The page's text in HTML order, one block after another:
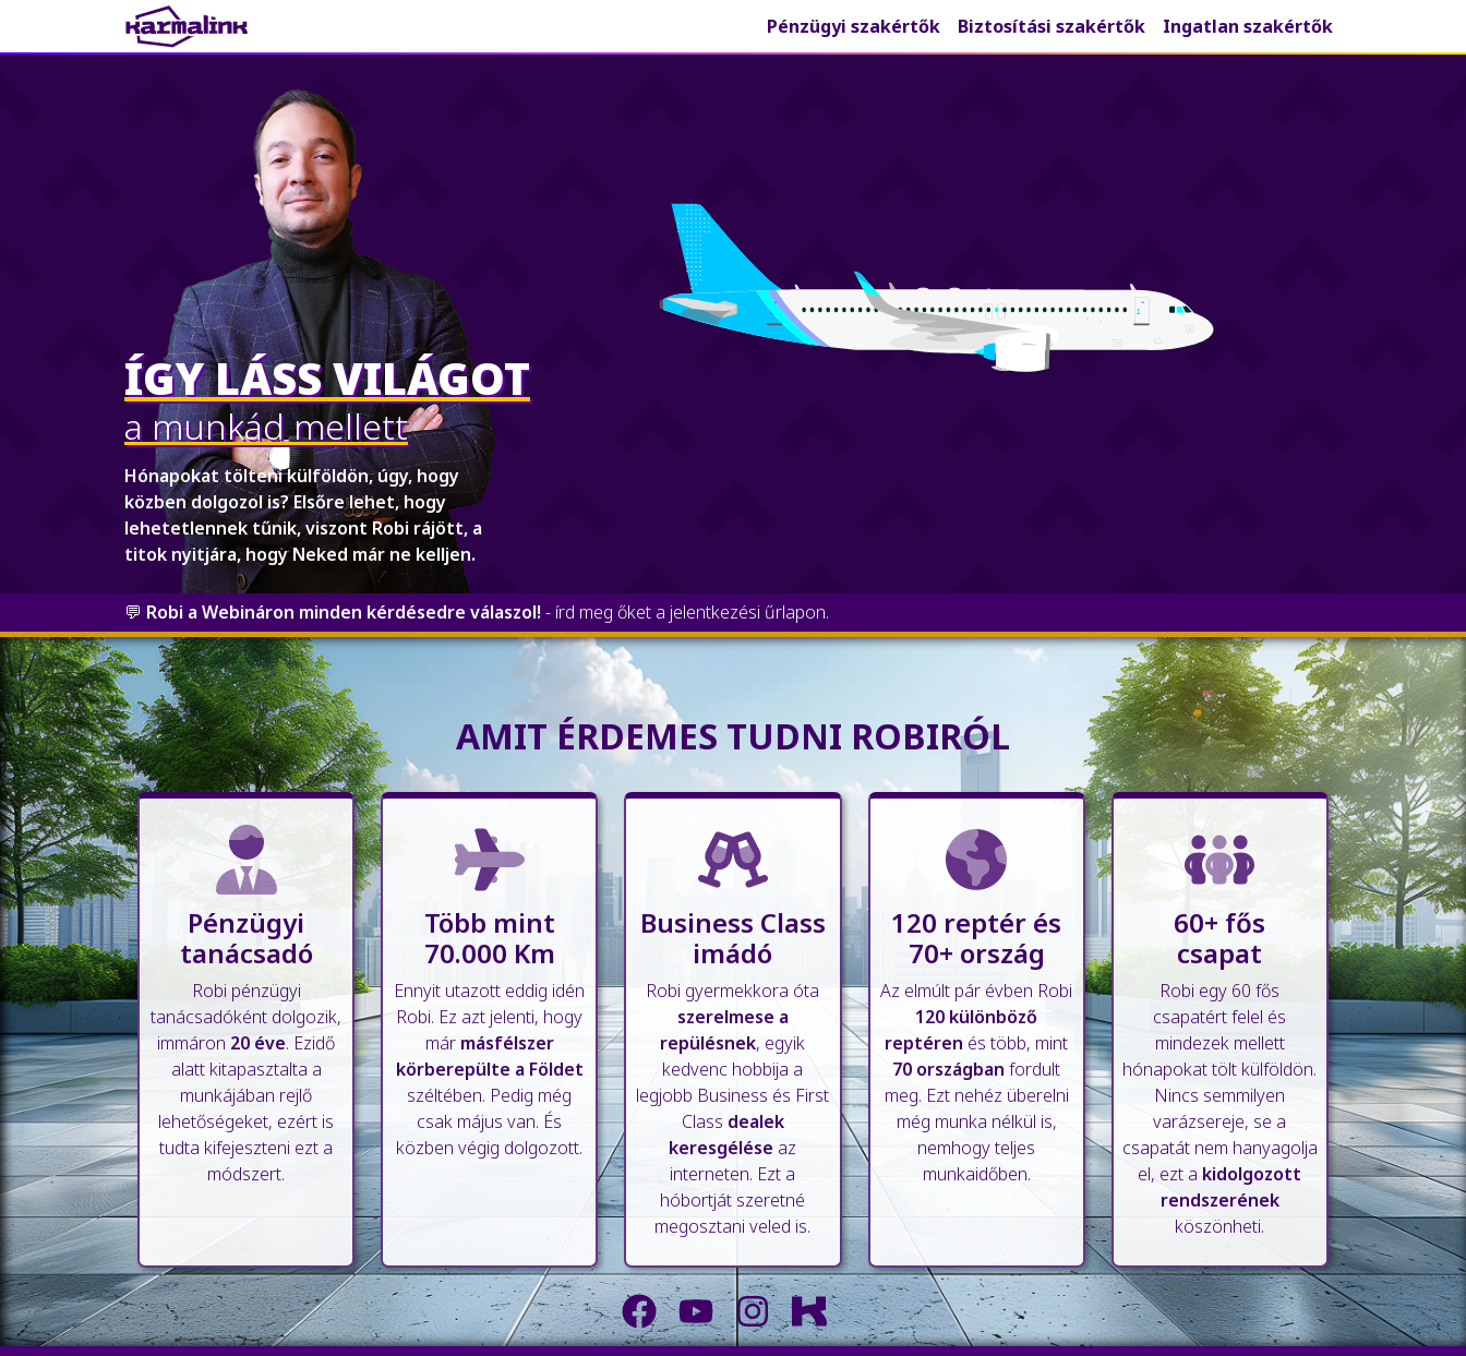
Main Navigation Pénzügyi szakértők Biztosítási szakértők Ingatlan szakértők
ÍGY LÁSS VILÁGOT
a munkád mellett
Hónapokat tölteni külföldön, úgy, hogy
közben dolgozol is? Elsőre lehet, hogy
lehetetlennek tűnik, viszont Robi rájött, a
titok nyitjára, hogy Neked már ne kelljen.
💬 Robi a Webináron minden kérdésedre válaszol! - írd meg őket a jelentkezési űrlapon.
AMIT ÉRDEMES TUDNI ROBIRÓL
Pénzügyi
tanácsadó
Robi pénzügyi
tanácsadóként dolgozik,
immáron 20 éve. Ezidő
alatt kitapasztalta a
munkájában rejlő
lehetőségeket, ezért is
tudta kifejeszteni ezt a
módszert.
Több mint
70.000 Km
Ennyit utazott eddig idén
Robi. Ez azt jelenti, hogy
már másfélszer
körberepülte a Földet
széltében. Pedig még
csak május van. És
közben végig dolgozott.
Business Class
imádó
Robi gyermekkora óta
szerelmese a
repülésnek, egyik
kedvenc hobbija a
legjobb Business és First
Class dealek
keresgélése az
interneten. Ezt a
hóbortját szeretné
megosztani veled is.
120 reptér és
70+ ország
Az elmúlt pár évben Robi
120 különböző
reptéren és több, mint
70 országban fordult
meg. Ezt nehéz überelni
még munka nélkül is,
nemhogy teljes
munkaidőben.
60+ fős
csapat
Robi egy 60 fős
csapatért felel és
mindezek mellett
hónapokat tölt külföldön.
Nincs semmilyen
varázsereje, se a
csapatát nem hanyagolja
el, ezt a kidolgozott
rendszerének
köszönheti.